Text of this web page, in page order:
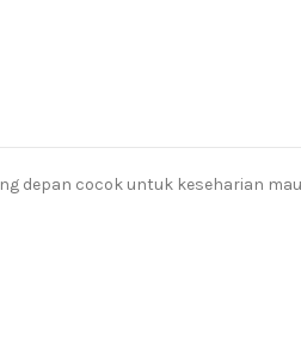
depan cocok untuk keseharian